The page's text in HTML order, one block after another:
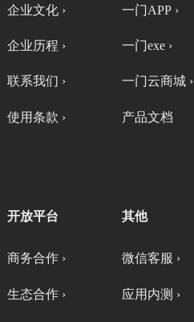
企业文化 ›
企业历程 ›
联系我们 ›
使用条款 ›
一门APP ›
一门exe ›
一门云商城 ›
产品文档
开放平台
商务合作 ›
生态合作 ›
其他
微信客服 ›
应用内测 ›